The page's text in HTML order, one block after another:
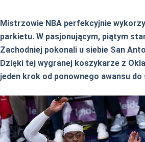
Mistrzowie NBA perfekcyjnie
parkietu. W pasjonującym, piątym
Zachodniej pokonali u siebie San
Dzięki tej wygranej koszykarze z
jeden krok od ponownego awansu do